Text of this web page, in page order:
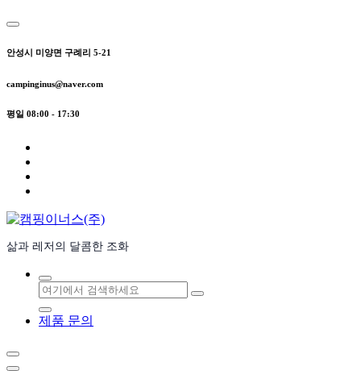
안성시 미양면 구례리 5-21
campinginus@naver.com
평일 08:00 - 17:30
삶과 레저의 달콤한 조화
검
색:
제품 문의